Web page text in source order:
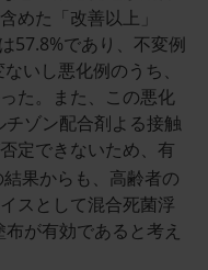
めた「改善以上」
57.8%であり、不変例
いし悪化例のうち、
た。また、この悪化
ゾン配合剤よる接触
定できないため、有
果からも、高齢者の
スとして混合死菌浮
が有効であると考え